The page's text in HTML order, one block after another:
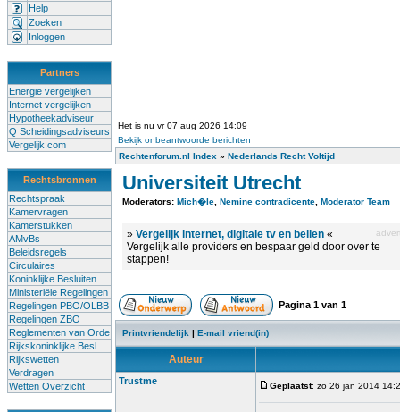
Help
Zoeken
Inloggen
Partners
Energie vergelijken
Internet vergelijken
Hypotheekadviseur
Q Scheidingsadviseurs
Vergelijk.com
Rechtsbronnen
Rechtspraak
Kamervragen
Kamerstukken
AMvBs
Beleidsregels
Circulaires
Koninklijke Besluiten
Ministeriële Regelingen
Regelingen PBO/OLBB
Regelingen ZBO
Reglementen van Orde
Rijkskoninklijke Besl.
Rijkswetten
Verdragen
Wetten Overzicht
Het is nu vr 07 aug 2026 14:09
Bekijk onbeantwoorde berichten
Rechtenforum.nl Index » Nederlands Recht Voltijd
Universiteit Utrecht
Moderators: Mich�le Nemine contradicente Moderator Team
» Vergelijk internet, digitale tv en bellen «
Vergelijk alle providers en bespaar geld door over te
stappen!
Pagina 1 van 1
Printvriendelijk | E-mail vriend(in)
Auteur
Trustme Geplaatst: zo 26 jan 2014